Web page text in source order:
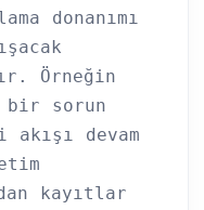
donanımı
Örneğin
bir sorun
devam
kayıtlar